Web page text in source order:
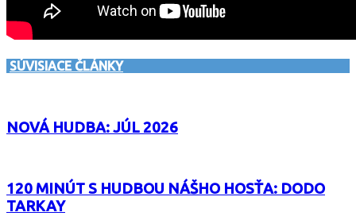
SÚVISIACE ČLÁNKY
NOVÁ HUDBA: JÚL 2026
120 MINÚT S HUDBOU NÁŠHO HOSŤA: DODO
TARKAY